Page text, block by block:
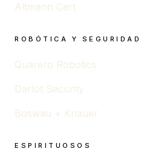
Altmann Cert
ROBÓTICA Y SEGURIDAD
Quarero Robotics
Darlot Security
Boswau + Knauer
ESPIRITUOSOS